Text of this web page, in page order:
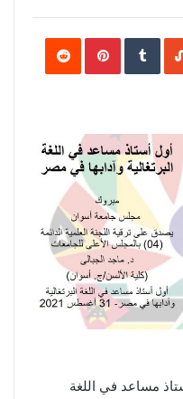
Pinterest
مساعد في اللغة